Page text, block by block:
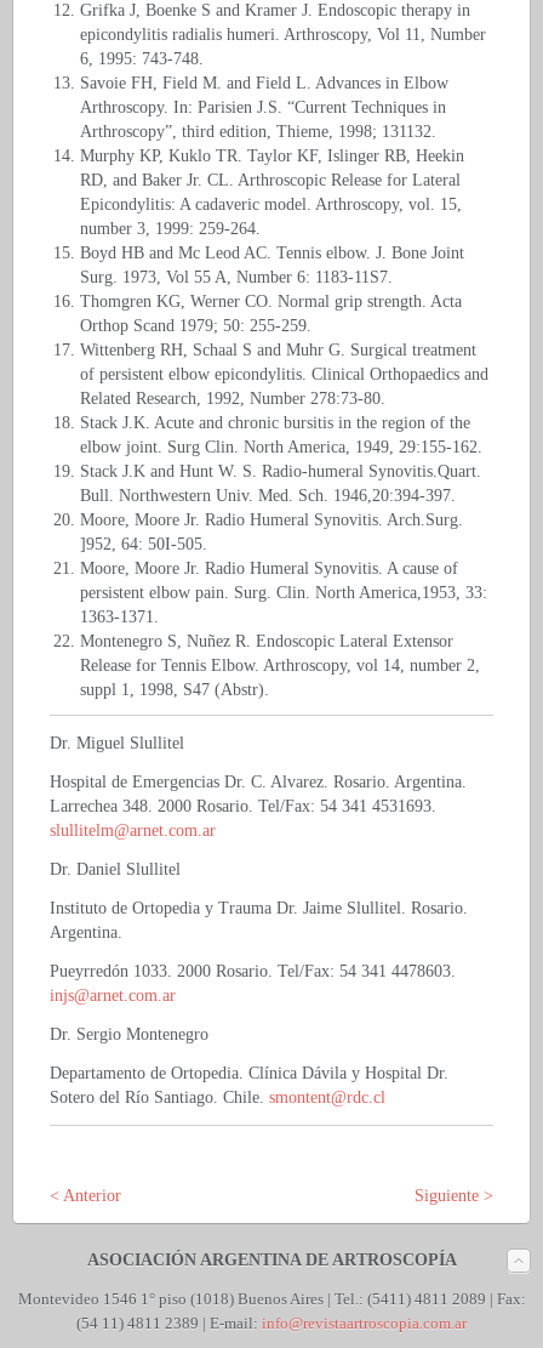
Grifka J, Boenke S and Kramer J. Endoscopic therapy in
epicondylitis radialis humeri. Arthroscopy, Vol 11, Number
6, 1995: 743-748.
Savoie FH, Field M. and Field L. Advances in Elbow
Arthroscopy. In: Parisien J.S. “Current Techniques in
Arthroscopy”, third edition, Thieme, 1998; 131132.
Murphy KP, Kuklo TR. Taylor KF, Islinger RB, Heekin
RD, and Baker Jr. CL. Arthroscopic Release for Lateral
Epicondylitis: A cadaveric model. Arthroscopy, vol. 15,
number 3, 1999: 259-264.
Boyd HB and Mc Leod AC. Tennis elbow. J. Bone Joint
Surg. 1973, Vol 55 A, Number 6: 1183-11S7.
Thomgren KG, Werner CO. Normal grip strength. Acta
Orthop Scand 1979; 50: 255-259.
Wittenberg RH, Schaal S and Muhr G. Surgical treatment
of persistent elbow epicondylitis. Clinical Orthopaedics and
Related Research, 1992, Number 278:73-80.
Stack J.K. Acute and chronic bursitis in the region of the
elbow joint. Surg Clin. North America, 1949, 29:155-162.
Stack J.K and Hunt W. S. Radio-humeral Synovitis.Quart.
Bull. Northwestern Univ. Med. Sch. 1946,20:394-397.
Moore, Moore Jr. Radio Humeral Synovitis. Arch.Surg.
]952, 64: 50I-505.
Moore, Moore Jr. Radio Humeral Synovitis. A cause of
persistent elbow pain. Surg. Clin. North America,1953, 33:
1363-1371.
Montenegro S, Nuñez R. Endoscopic Lateral Extensor
Release for Tennis Elbow. Arthroscopy, vol 14, number 2,
suppl 1, 1998, S47 (Abstr).
Dr. Miguel Slullitel
Hospital de Emergencias Dr. C. Alvarez. Rosario. Argentina.
Larrechea 348. 2000 Rosario. Tel/Fax: 54 341 4531693.
slullitelm@arnet.com.ar
Dr. Daniel Slullitel
Instituto de Ortopedia y Trauma Dr. Jaime Slullitel. Rosario.
Argentina.
Pueyrredón 1033. 2000 Rosario. Tel/Fax: 54 341 4478603.
injs@arnet.com.ar
Dr. Sergio Montenegro
Departamento de Ortopedia. Clínica Dávila y Hospital Dr.
Sotero del Río Santiago. Chile. smontent@rdc.cl
< Anterior Siguiente >
ASOCIACIÓN ARGENTINA DE ARTROSCOPÍA
Montevideo 1546 1° piso (1018) Buenos Aires | Tel.: (5411) 4811 2089 | Fax:
(54 11) 4811 2389 | E-mail: info@revistaartroscopia.com.ar